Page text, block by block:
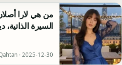
السيرة الذاتية،
· 2025-12-30